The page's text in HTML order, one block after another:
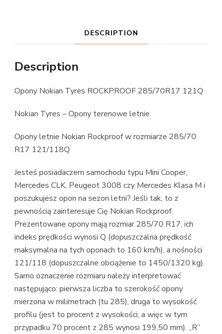
DESCRIPTION
Description
Opony Nokian Tyres ROCKPROOF 285/70R17 121Q
Nokian Tyres – Opony terenowe letnie
Opony letnie Nokian Rockproof w rozmiarze 285/70
R17 121/118Q
Jesteś posiadaczem samochodu typu Mini Cooper,
Mercedes CLK, Peugeot 3008 czy Mercedes Klasa M i
poszukujesz opon na sezon letni? Jeśli tak, to z
pewnością zainteresuje Cię Nokian Rockproof.
Prezentowane opony mają rozmiar 285/70 R17, ich
indeks prędkości wynosi Q (dopuszczalna prędkość
maksymalna na tych oponach to 160 km/h), a nośności
121/118 (dopuszczalne obciążenie to 1450/1320 kg).
Samo oznaczenie rozmiaru należy interpretować
następująco: pierwsza liczba to szerokość opony
mierzona w milimetrach (tu 285), druga to wysokość
profilu (jest to procent z wysokości, a więc w tym
przypadku 70 procent z 285 wynosi 199,50 mm). „R”